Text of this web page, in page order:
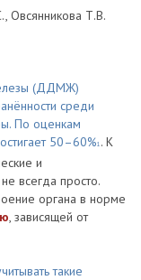
Овсянникова Т.В.
(ДДМЖ)
среди
По оценкам
50–60%1 . К
и
всегда просто.
органа в норме
, зависящей от
такие